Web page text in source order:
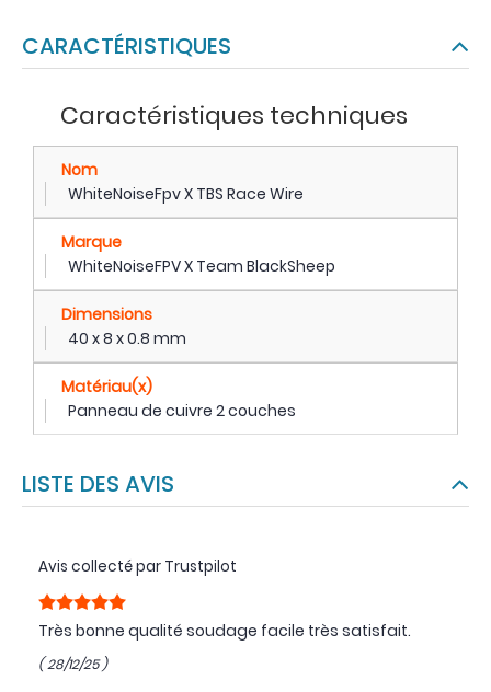
CARACTÉRISTIQUES
Caractéristiques techniques
Nom
WhiteNoiseFpv X TBS Race Wire
Marque
WhiteNoiseFPV X Team BlackSheep
Dimensions
40 x 8 x 0.8 mm
Matériau(x)
Panneau de cuivre 2 couches
LISTE DES AVIS
Avis collecté par Trustpilot
Très bonne qualité soudage facile très satisfait.
( 28/12/25 )